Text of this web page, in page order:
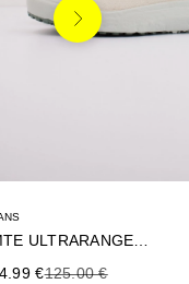
de oferta
€Precio anterior
125.00 €
Siguiente